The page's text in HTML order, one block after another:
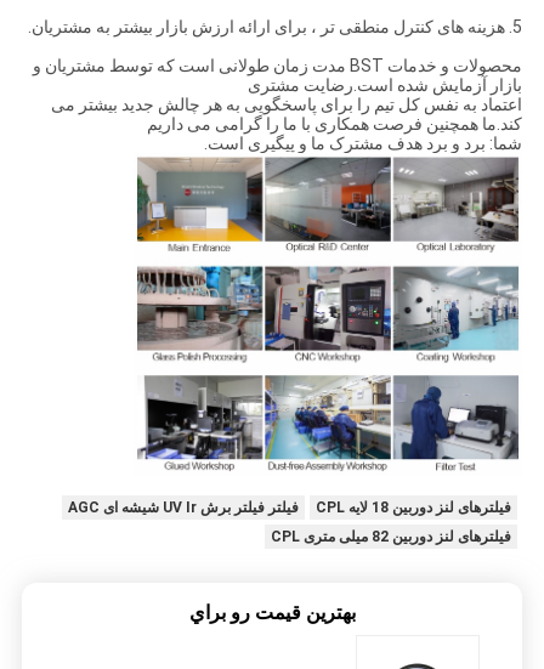
5. هزینه های کنترل منطقی تر ، برای ارائه ارزش بازار بیشتر به مشتریان.
محصولات و خدمات BST مدت زمان طولانی است که توسط مشتریان و
بازار آزمایش شده است.رضایت مشتری
اعتماد به نفس کل تیم را برای پاسخگویی به هر چالش جدید بیشتر می
کند.ما همچنین فرصت همکاری با ما را گرامی می داریم
شما: برد و برد هدف مشترک ما و پیگیری است.
فیلترهای لنز دوربین 18 لایه CPL
فیلتر فیلتر برش UV Ir شیشه ای AGC
فیلترهای لنز دوربین 82 میلی متری CPL
بهترين قيمت رو براي